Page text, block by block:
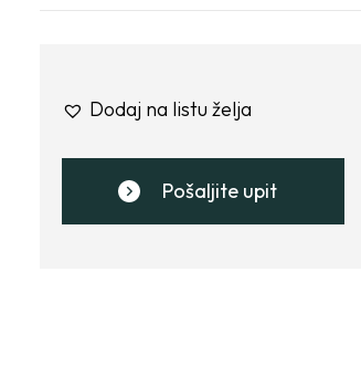
Dodaj na listu želja
Pošaljite upit